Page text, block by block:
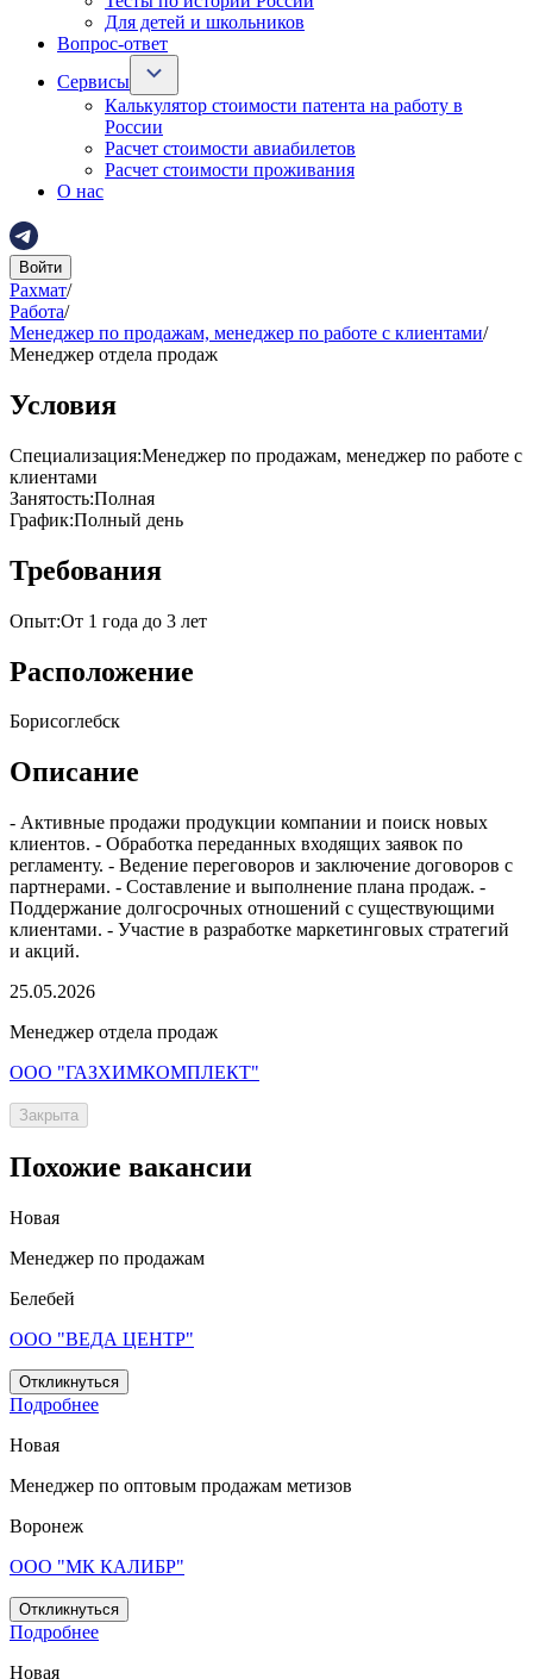
Для детей и школьников
Вопрос-ответ
Сервисы
Калькулятор стоимости патента на работу в
России
Расчет стоимости авиабилетов
Расчет стоимости проживания
О нас
Войти
Рахмат/
Работа/
Менеджер по продажам, менеджер по работе с клиентами/
Менеджер отдела продаж
Условия
Специализация:Менеджер по продажам, менеджер по работе с
клиентами
Занятость:Полная
График:Полный день
Требования
Опыт:От 1 года до 3 лет
Расположение
Борисоглебск
Описание
- Активные продажи продукции компании и поиск новых
клиентов. - Обработка переданных входящих заявок по
регламенту. - Ведение переговоров и заключение договоров с
партнерами. - Составление и выполнение плана продаж. -
Поддержание долгосрочных отношений с существующими
клиентами. - Участие в разработке маркетинговых стратегий
и акций.
25.05.2026
Менеджер отдела продаж
ООО "ГАЗХИМКОМПЛЕКТ"
Закрыта
Похожие вакансии
Новая
Менеджер по продажам
Белебей
ООО "ВЕДА ЦЕНТР"
Откликнуться
Подробнее
Новая
Менеджер по оптовым продажам метизов
Воронеж
ООО "МК КАЛИБР"
Откликнуться
Подробнее
Новая